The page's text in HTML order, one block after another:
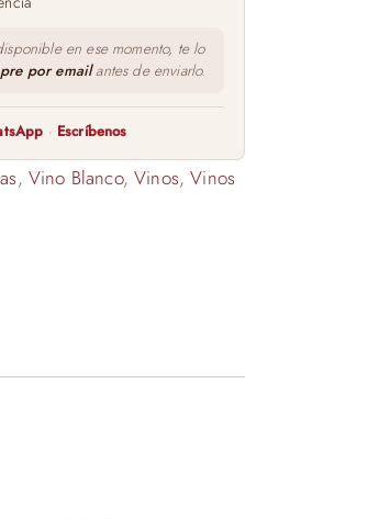
en ese momento, te lo
por emailantes de enviarlo.
· Escríbenos
, Vino Blanco,Vinos,Vinos